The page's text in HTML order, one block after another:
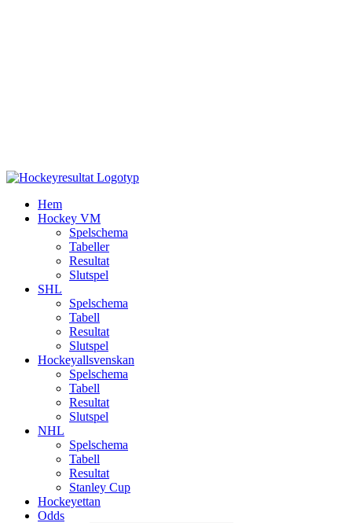
Hem
Hockey VM
Spelschema
Tabeller
Resultat
Slutspel
SHL
Spelschema
Tabell
Resultat
Slutspel
Hockeyallsvenskan
Spelschema
Tabell
Resultat
Slutspel
NHL
Spelschema
Tabell
Resultat
Stanley Cup
Hockeyettan
Odds